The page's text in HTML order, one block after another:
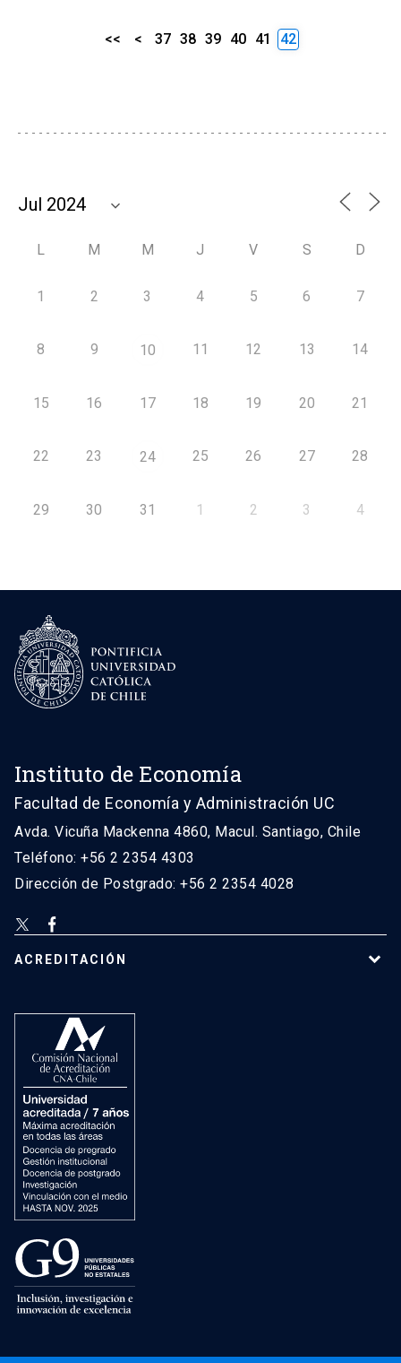
<< < 37 38 39 40 41 42
L M M J V S D
1 2 3 4 5 6 7
8 9 10 11 12 13 14
15 16 17 18 19 20 21
22 23 24 25 26 27 28
29 30 31 1 2 3 4
Instituto de Economía
Facultad de Economía y Administración UC
Avda. Vicuña Mackenna 4860, Macul. Santiago, Chile
Teléfono: +56 2 2354 4303
Dirección de Postgrado: +56 2 2354 4028
ACREDITACIÓN